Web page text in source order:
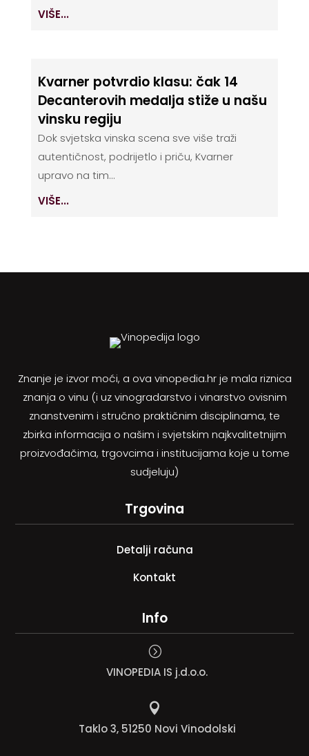
VIŠE...
Kvarner potvrdio klasu: čak 14
Decanterovih medalja stiže u našu
vinsku regiju
Dok svjetska vinska scena sve više traži
autentičnost, podrijetlo i priču, Kvarner
upravo na tim...
VIŠE...
Znanje je izvor moći, a ova vinopedia.hr je mala riznica
znanja o vinu (i uz vinogradarstvo i vinarstvo ovisnim
znanstvenim i stručno praktičnim disciplinama, te
zbirka informacija o našim i svjetskim najkvalitetnijim
proizvođačima, trgovcima i institucijama koje u tome
sudjeluju)
Trgovina
Detalji računa
Kontakt
Info
=
VINOPEDIA IS j.d.o.o.

Taklo 3, 51250 Novi Vinodolski